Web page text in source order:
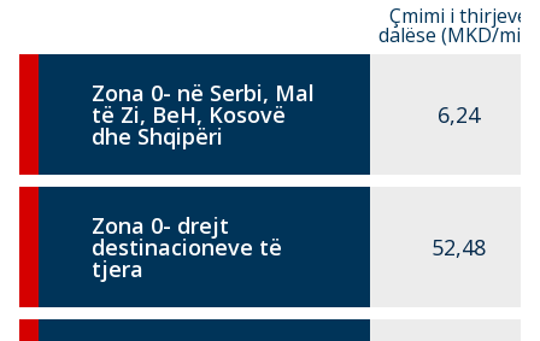
Çmimi i thirjeve
dalëse (MKD/min)
Zona 0- në Serbi, Mal
të Zi, BeH, Kosovë
dhe Shqipëri
6,24
Zona 0- drejt
destinacioneve të
tjera
52,48